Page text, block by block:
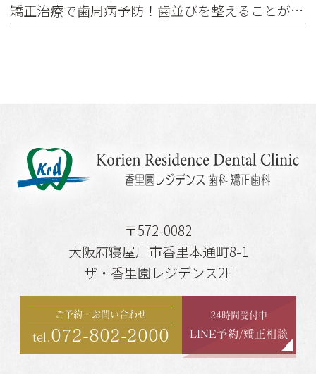
矯正治療で歯周病予防！歯並びを整えることが将来の歯を守る理由
〒572-0082
大阪府寝屋川市香里本通町8-1
ザ・香里園レジデンス2F
ご予約・お問い合わせ
tel.072-802-2000
24時間受付中
LINE予約/矯正相談